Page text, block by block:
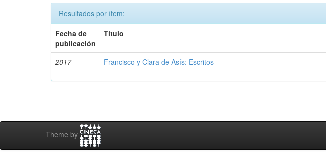
Resultados por ítem:
Fecha de
publicación
Título
2017 Francisco y Clara de Asís: Escritos
Theme by